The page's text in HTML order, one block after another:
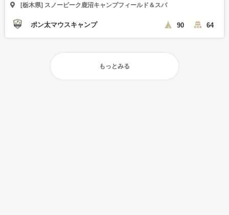
[栃木県] スノーピーク鹿沼キャンプフィールド＆スパ
ポン太マウスキャンプ 90 64
もっとみる